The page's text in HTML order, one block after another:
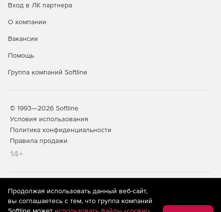
Вход в ЛК партнера
О компании
Вакансии
Помощь
Группа компаний Softline
© 1993—2026 Softline
Условия использования
Политика конфиденциальности
Правила продажи
14+
На информационном ресурсе store.softline.ru применяются
рекомендательные технологии
(информационные технологии
предоставления информации на основе сбора,
Продолжая использовать данный веб-сайт,
вы соглашаетесь с тем, что группа компаний